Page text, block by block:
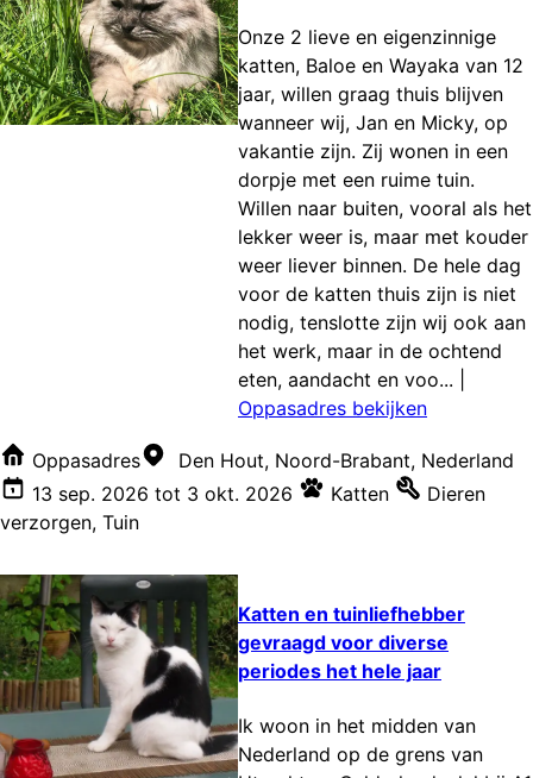
Onze 2 lieve en eigenzinnige
katten, Baloe en Wayaka van 12
jaar, willen graag thuis blijven
wanneer wij, Jan en Micky, op
vakantie zijn. Zij wonen in een
dorpje met een ruime tuin.
Willen naar buiten, vooral als het
lekker weer is, maar met kouder
weer liever binnen. De hele dag
voor de katten thuis zijn is niet
nodig, tenslotte zijn wij ook aan
het werk, maar in de ochtend
eten, aandacht en voo...
Oppasadres bekijken
Oppasadres
Den Hout, Noord-Brabant, Nederland
13 sep. 2026 tot 3 okt. 2026 Katten
Dieren
verzorgen, Tuin
Katten en tuinliefhebber
gevraagd voor diverse
periodes het hele jaar
Ik woon in het midden van
Nederland op de grens van